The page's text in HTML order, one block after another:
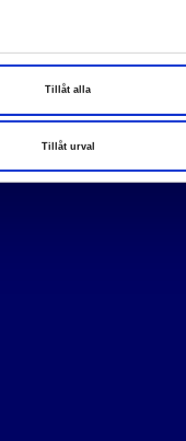
Tillåt alla
Tillåt urval